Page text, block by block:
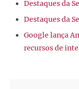
Destaques da
Destaques da
Google lança
recursos de